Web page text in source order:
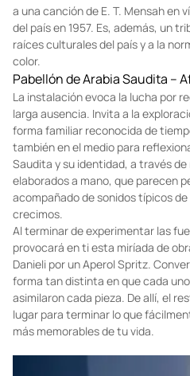
a una canción de E. T. Mensah en
del país en 1957. Es, además, un
raíces culturales del país y a la
color.
Pabellón de Arabia Saudita –
La instalación evoca la lucha por
larga ausencia. Invita a la
forma familiar reconocida de
también en el medio para
Saudita y su identidad, a través
elaborados a mano, que parecen
acompañado de sonidos típicos
crecimos.
Al terminar de experimentar las
provocará en ti esta miríada de
Danieli por un Aperol Spritz.
forma tan distinta en que cada
asimilaron cada pieza. De allí, el
lugar para terminar lo que
más memorables de tu vida.